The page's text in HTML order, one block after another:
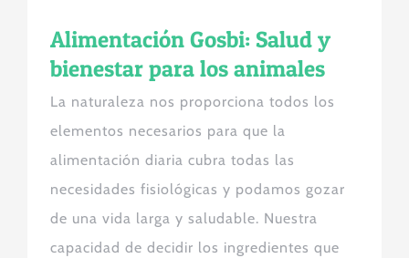
Alimentación Gosbi: Salud y
bienestar para los animales
La naturaleza nos proporciona todos los
elementos necesarios para que la
alimentación diaria cubra todas las
necesidades fisiológicas y podamos gozar
de una vida larga y saludable. Nuestra
capacidad de decidir los ingredientes que